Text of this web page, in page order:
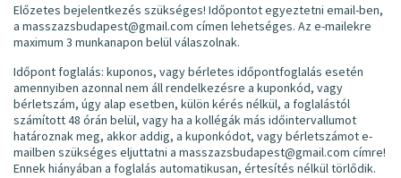
Előzetes bejelentkezés szükséges! Időpontot egyeztetni email-ben,
a masszazsbudapest@gmail.com címen lehetséges. Az e-mailekre
maximum 3 munkanapon belül válaszolnak.
Időpont foglalás: kuponos, vagy bérletes időpontfoglalás esetén
amennyiben azonnal nem áll rendelkezésre a kuponkód, vagy
bérletszám, úgy alap esetben, külön kérés nélkül, a foglalástól
számított 48 órán belül, vagy ha a kollégák más időintervallumot
határoznak meg, akkor addig, a kuponkódot, vagy bérletszámot e-
mailben szükséges eljuttatni a masszazsbudapest@gmail.com címre!
Ennek hiányában a foglalás automatikusan, értesítés nélkül törlődik.